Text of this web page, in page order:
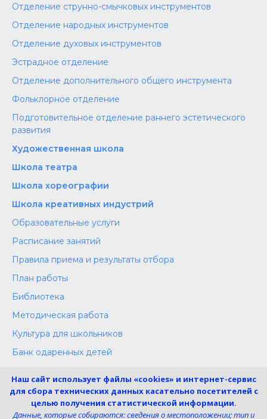
Отделение струнно-смычковых инструментов
Отделение народных инструментов
Отделение духовых инструментов
Эстрадное отделение
Отделение дополнительного общего инструмента
Фольклорное отделение
Подготовительное отделение раннего эстетического
развития
Художественная школа
Школа‌‌‌‌ театра
Школа хореографии
Школа креативных индустрий
Образовательные услуги
Расписание занятий
Правила приема и результаты отбора
План работы
Библиотека
Методическая работа
Культура для школьников
Банк одаренных детей
Независимая оценка
Меры поддержки участников СВО
Наш сайт использует файлы «cookies» и интернет-сервис
для сбора технических данных касательно посетителей с
целью получения статистической информации.
Данные, которые собираются: сведения о местоположении; тип и